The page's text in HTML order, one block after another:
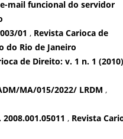
mail funcional do servidor
01 , Revista Carioca de
do Rio de Janeiro
de Direito: v. 1 n. 1
MA/015/2022/ LRDM ,
, Revista